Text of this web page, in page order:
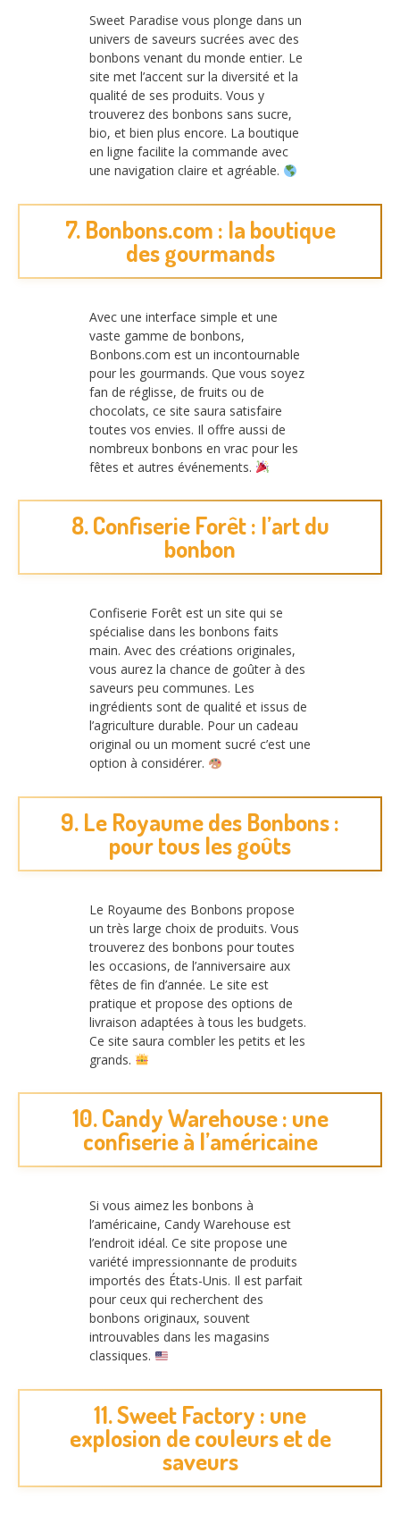
Sweet Paradise vous plonge dans un
univers de saveurs sucrées avec des
bonbons venant du monde entier. Le
site met l’accent sur la diversité et la
qualité de ses produits. Vous y
trouverez des bonbons sans sucre,
bio, et bien plus encore. La boutique
en ligne facilite la commande avec
une navigation claire et agréable.
7. Bonbons.com : la boutique
des gourmands
Avec une interface simple et une
vaste gamme de bonbons,
Bonbons.com est un incontournable
pour les gourmands. Que vous soyez
fan de réglisse, de fruits ou de
chocolats, ce site saura satisfaire
toutes vos envies. Il offre aussi de
nombreux bonbons en vrac pour les
fêtes et autres événements.
8. Confiserie Forêt : l’art du
bonbon
Confiserie Forêt est un site qui se
spécialise dans les bonbons faits
main. Avec des créations originales,
vous aurez la chance de goûter à des
saveurs peu communes. Les
ingrédients sont de qualité et issus de
l’agriculture durable. Pour un cadeau
original ou un moment sucré c’est une
option à considérer.
9. Le Royaume des Bonbons :
pour tous les goûts
Le Royaume des Bonbons propose
un très large choix de produits. Vous
trouverez des bonbons pour toutes
les occasions, de l’anniversaire aux
fêtes de fin d’année. Le site est
pratique et propose des options de
livraison adaptées à tous les budgets.
Ce site saura combler les petits et les
grands.
10. Candy Warehouse : une
confiserie à l’américaine
Si vous aimez les bonbons à
l’américaine, Candy Warehouse est
l’endroit idéal. Ce site propose une
variété impressionnante de produits
importés des États-Unis. Il est parfait
pour ceux qui recherchent des
bonbons originaux, souvent
introuvables dans les magasins
classiques.
11. Sweet Factory : une
explosion de couleurs et de
saveurs